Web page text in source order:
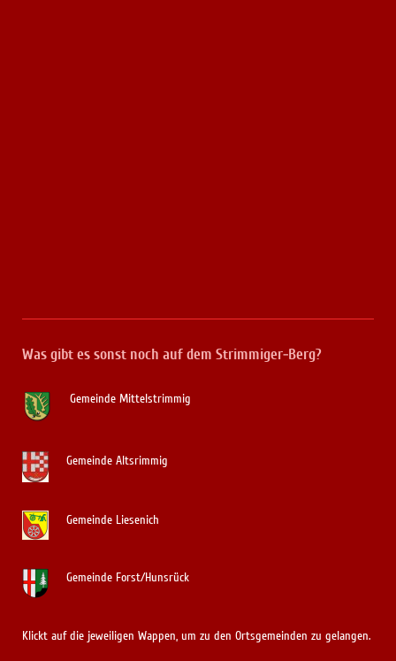
Was gibt es sonst noch auf dem Strimmiger-Berg?
Gemeinde Mittelstrimmig
Gemeinde Altsrimmig
Gemeinde Liesenich
Gemeinde Forst/Hunsrück
Klickt auf die jeweiligen Wappen, um zu den Ortsgemeinden zu gelangen.